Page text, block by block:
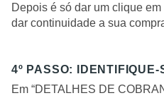
Depois é só dar um clique
dar continuidade a sua
4º PASSO:
Em “DETALHES DE